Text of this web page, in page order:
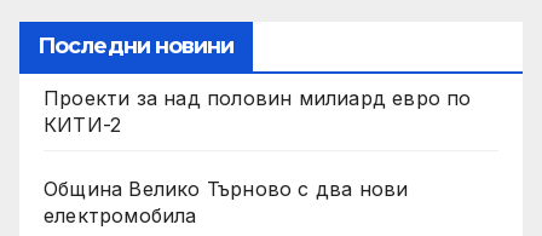
Последни новини
Проекти за над половин милиард евро по
КИТИ-2
Община Велико Търново с два нови
електромобила